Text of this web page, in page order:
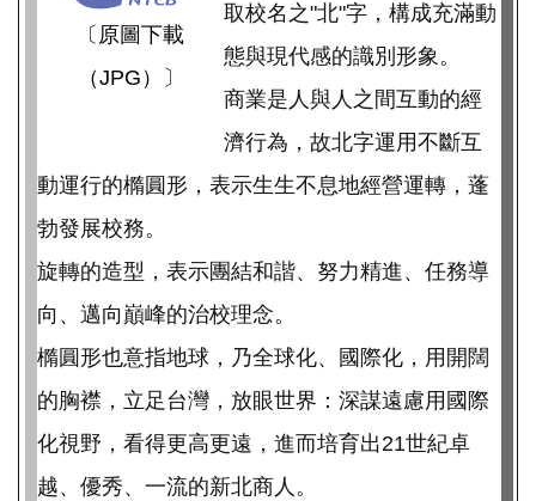
〔原圖下載
（JPG）〕
取校名之"北"字，構成充滿動
態與現代感的識別形象。
商業是人與人之間互動的經
濟行為，故北字運用不斷互
動運行的橢圓形，表示生生不息地經營運轉，蓬
勃發展校務。
旋轉的造型，表示團結和諧、努力精進、任務導
向、邁向巔峰的治校理念。
橢圓形也意指地球，乃全球化、國際化，用開闊
的胸襟，立足台灣，放眼世界：深謀遠慮用國際
化視野，看得更高更遠，進而培育出21世紀卓
越、優秀、一流的新北商人。